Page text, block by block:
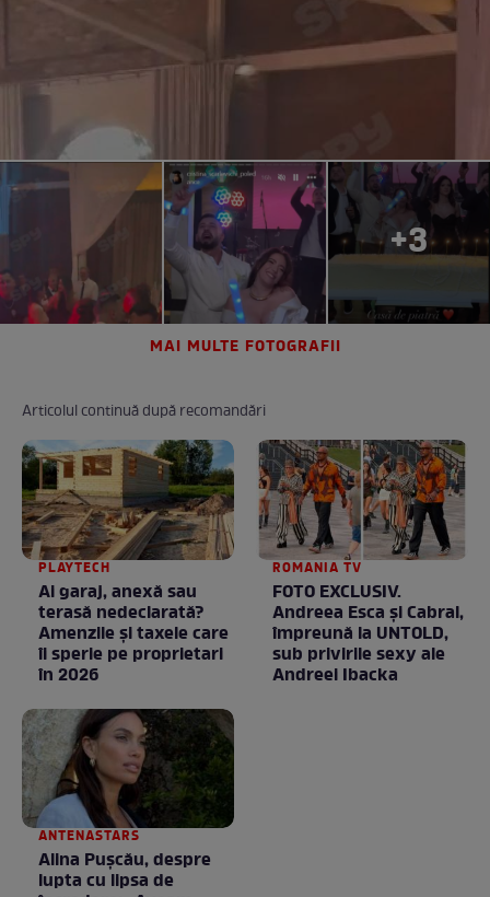
+3
MAI MULTE FOTOGRAFII
Articolul continuă după recomandări
PLAYTECH
Ai garaj, anexă sau
terasă nedeclarată?
Amenzile și taxele care
îi sperie pe proprietari
în 2026
ROMANIA TV
FOTO EXCLUSIV.
Andreea Esca şi Cabral,
împreună la UNTOLD,
sub privirile sexy ale
Andreei Ibacka
ANTENASTARS
Alina Pușcău, despre
lupta cu lipsa de